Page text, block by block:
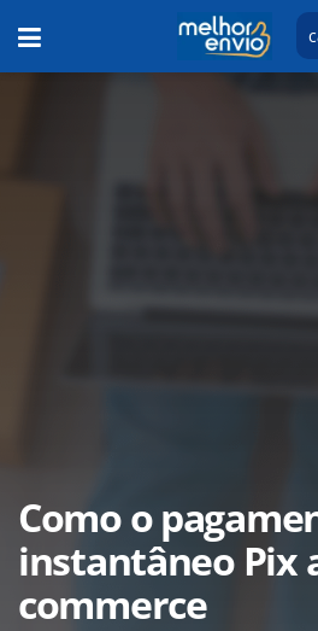
Como o
instantâneo Pix
commerce